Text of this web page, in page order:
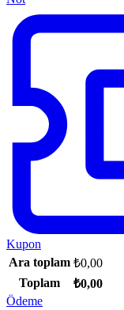
Kupon
Ara toplam ₺0,00
Toplam
₺0,00
Ödeme